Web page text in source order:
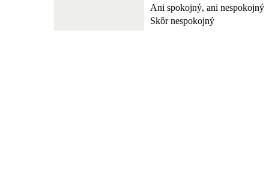
Ani spokojný, ani nespokojný
Skôr nespokojný